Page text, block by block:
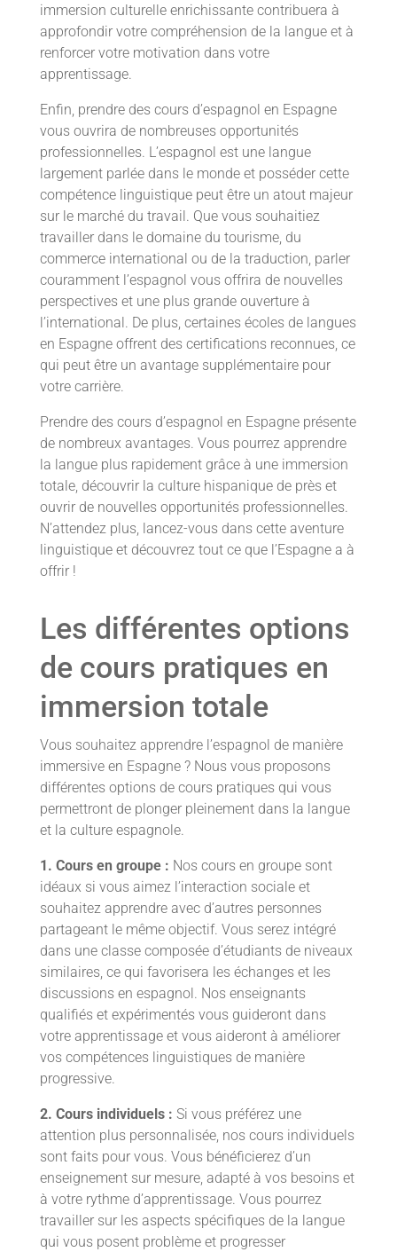
immersion culturelle enrichissante contribuera à
approfondir votre compréhension de la langue et à
renforcer votre motivation dans votre
apprentissage.
Enfin, prendre des cours d’espagnol en Espagne
vous ouvrira de nombreuses opportunités
professionnelles. L’espagnol est une langue
largement parlée dans le monde et posséder cette
compétence linguistique peut être un atout majeur
sur le marché du travail. Que vous souhaitiez
travailler dans le domaine du tourisme, du
commerce international ou de la traduction, parler
couramment l’espagnol vous offrira de nouvelles
perspectives et une plus grande ouverture à
l’international. De plus, certaines écoles de langues
en Espagne offrent des certifications reconnues, ce
qui peut être un avantage supplémentaire pour
votre carrière.
Prendre des cours d’espagnol en Espagne présente
de nombreux avantages. Vous pourrez apprendre
la langue plus rapidement grâce à une immersion
totale, découvrir la culture hispanique de près et
ouvrir de nouvelles opportunités professionnelles.
N’attendez plus, lancez-vous dans cette aventure
linguistique et découvrez tout ce que l’Espagne a à
offrir !
Les différentes options
de cours pratiques en
immersion totale
Vous souhaitez apprendre l’espagnol de manière
immersive en Espagne ? Nous vous proposons
différentes options de cours pratiques qui vous
permettront de plonger pleinement dans la langue
et la culture espagnole.
1. Cours en groupe : Nos cours en groupe sont
idéaux si vous aimez l’interaction sociale et
souhaitez apprendre avec d’autres personnes
partageant le même objectif. Vous serez intégré
dans une classe composée d’étudiants de niveaux
similaires, ce qui favorisera les échanges et les
discussions en espagnol. Nos enseignants
qualifiés et expérimentés vous guideront dans
votre apprentissage et vous aideront à améliorer
vos compétences linguistiques de manière
progressive.
2. Cours individuels : Si vous préférez une
attention plus personnalisée, nos cours individuels
sont faits pour vous. Vous bénéficierez d’un
enseignement sur mesure, adapté à vos besoins et
à votre rythme d’apprentissage. Vous pourrez
travailler sur les aspects spécifiques de la langue
qui vous posent problème et progresser